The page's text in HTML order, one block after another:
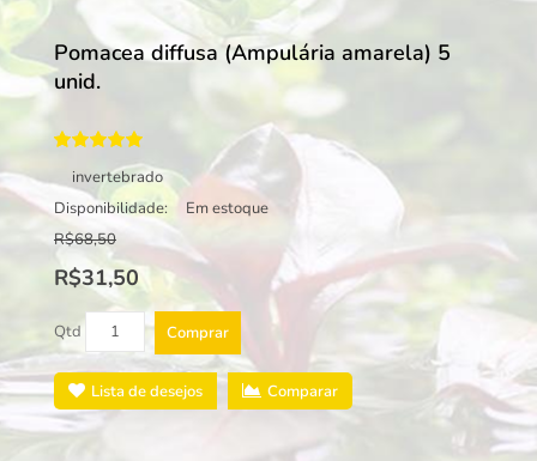
Pomacea diffusa (Ampulária amarela) 5
unid.
invertebrado
Disponibilidade:
Em estoque
R$68,50
R$31,50
Qtd Comprar
Lista de desejos Comparar